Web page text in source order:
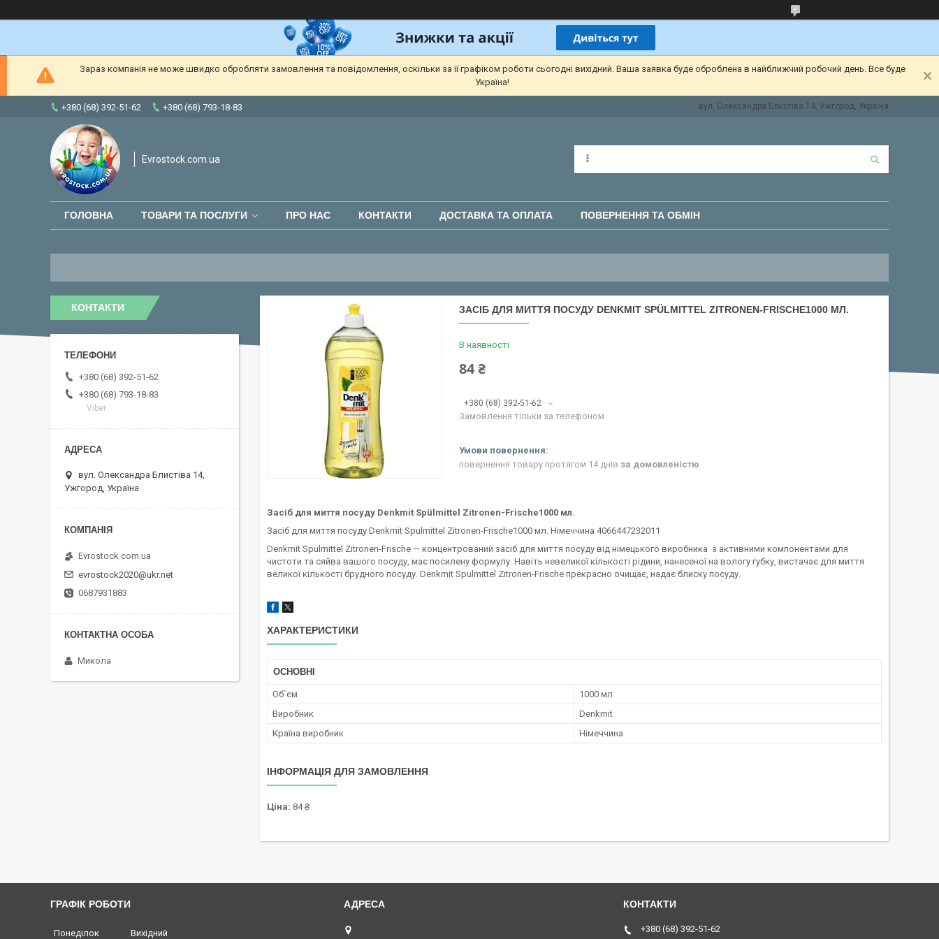
Зараз компанія не може швидко обробляти замовлення та повідомлення, оскільки за її графіком роботи сьогодні вихідний. Ваша заявка буде оброблена в найближчий робочий день. Все буде
Україна!
+380 (68) 392-51-62 +380 (68) 793-18-83 вул. Олександра Блистіва 14, Ужгород, Україна
Evrostock.com.ua
ГОЛОВНА ТОВАРИ ТА ПОСЛУГИ ПРО НАС КОНТАКТИ ДОСТАВКА ТА ОПЛАТА ПОВЕРНЕННЯ ТА ОБМІН
ЗАСІБ ДЛЯ МИТТЯ ПОСУДУ DENKMIT SPÜLMITTEL ZITRONEN-FRISCHE1000 МЛ.
В наявності
84 ₴
+380 (68) 392-51-62
Замовлення тільки за телефоном
повернення товару протягом 14 днів за домовленістю
Засіб для миття посуду Denkmit Spülmittel Zitronen-Frische1000 мл.
Засіб для миття посуду Denkmit Spulmittel Zitronen-Frische1000 мл. Німеччина 4066447232011
Denkmit Spulmittel Zitronen-Frische — концентрований засіб для миття посуду від німецького виробника з активними компонентами для
чистоти та сяйва вашого посуду, має посилену формулу. Навіть невеликої кількості рідини, нанесеної на вологу губку, вистачає для миття
великої кількості брудного посуду. Denkmit Spulmittel Zitronen-Frische прекрасно очищає, надає блиску посуду.
ХАРАКТЕРИСТИКИ
ОСНОВНІ
Об`єм
1000 мл
Виробник
Denkmit
Країна виробник
Німеччина
ІНФОРМАЦІЯ ДЛЯ ЗАМОВЛЕННЯ
Ціна: 84 ₴
КОНТАКТИ
+380 (68) 392-51-62
+380 (68) 793-18-83
Viber
вул. Олександра Блистіва 14,
Ужгород, Україна
Evrostock.com.ua
evrostock2020@ukr.net
0687931883
Микола
ГРАФІК РОБОТИ
Понеділок Вихідний +380 (68) 392-51-62